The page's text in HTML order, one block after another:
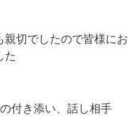
親切でしたので皆様にお
た
付き添い、話し相手